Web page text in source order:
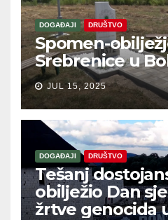
DOGAĐAJI DRUŠTVO
Spomen-
Srebrenice u
JUL 15, 2025
DOGAĐAJI DRUŠTVO
Tešanj
obilježio Dan
žrtve genocida